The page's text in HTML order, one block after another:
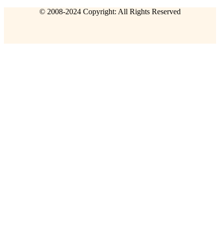
© 2008-2024 Copyright: All Rights Reserved